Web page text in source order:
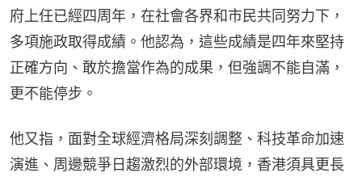
府上任已經四周年，在社會各界和市民共同努力下，
多項施政取得成績。他認為，這些成績是四年來堅持
正確方向、敢於擔當作為的成果，但強調不能自滿，
更不能停步。
他又指，面對全球經濟格局深刻調整、科技革命加速
演進、周邊競爭日趨激烈的外部環境，香港須具更長